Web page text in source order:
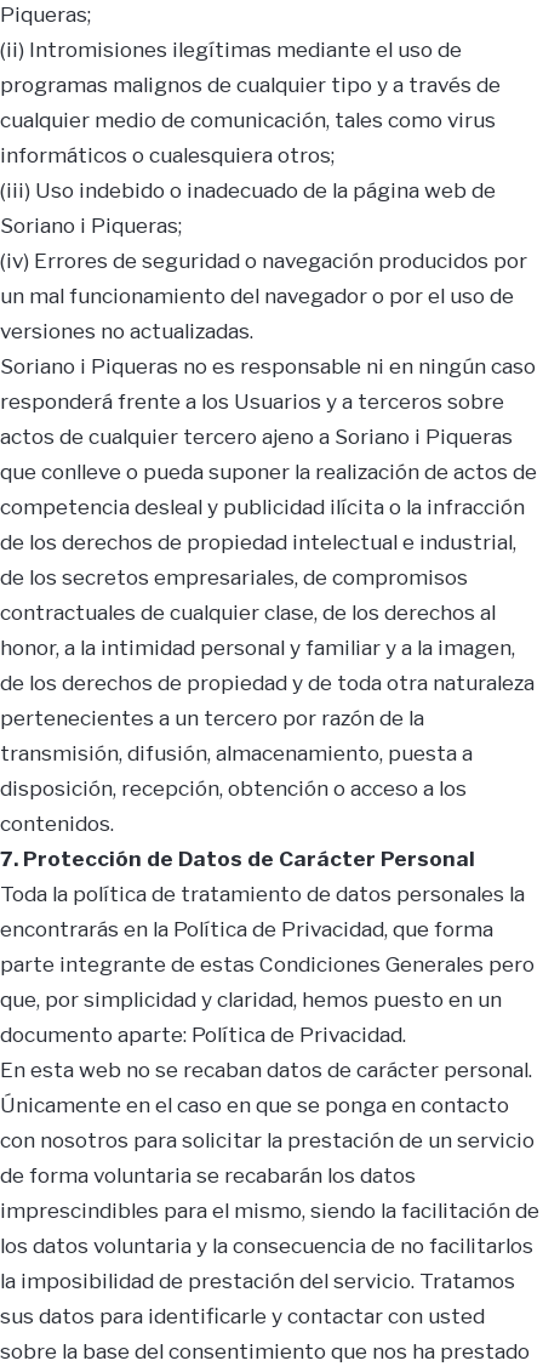
Piqueras;
(ii) Intromisiones ilegítimas mediante el uso de
programas malignos de cualquier tipo y a través de
cualquier medio de comunicación, tales como virus
informáticos o cualesquiera otros;
(iii) Uso indebido o inadecuado de la página web de
Soriano i Piqueras;
(iv) Errores de seguridad o navegación producidos por
un mal funcionamiento del navegador o por el uso de
versiones no actualizadas.
Soriano i Piqueras no es responsable ni en ningún caso
responderá frente a los Usuarios y a terceros sobre
actos de cualquier tercero ajeno a Soriano i Piqueras
que conlleve o pueda suponer la realización de actos de
competencia desleal y publicidad ilícita o la infracción
de los derechos de propiedad intelectual e industrial,
de los secretos empresariales, de compromisos
contractuales de cualquier clase, de los derechos al
honor, a la intimidad personal y familiar y a la imagen,
de los derechos de propiedad y de toda otra naturaleza
pertenecientes a un tercero por razón de la
transmisión, difusión, almacenamiento, puesta a
disposición, recepción, obtención o acceso a los
contenidos.
7. Protección de Datos de Carácter Personal
Toda la política de tratamiento de datos personales la
encontrarás en la Política de Privacidad, que forma
parte integrante de estas Condiciones Generales pero
que, por simplicidad y claridad, hemos puesto en un
documento aparte: Política de Privacidad.
En esta web no se recaban datos de carácter personal.
Únicamente en el caso en que se ponga en contacto
con nosotros para solicitar la prestación de un servicio
de forma voluntaria se recabarán los datos
imprescindibles para el mismo, siendo la facilitación de
los datos voluntaria y la consecuencia de no facilitarlos
la imposibilidad de prestación del servicio. Tratamos
sus datos para identificarle y contactar con usted
sobre la base del consentimiento que nos ha prestado